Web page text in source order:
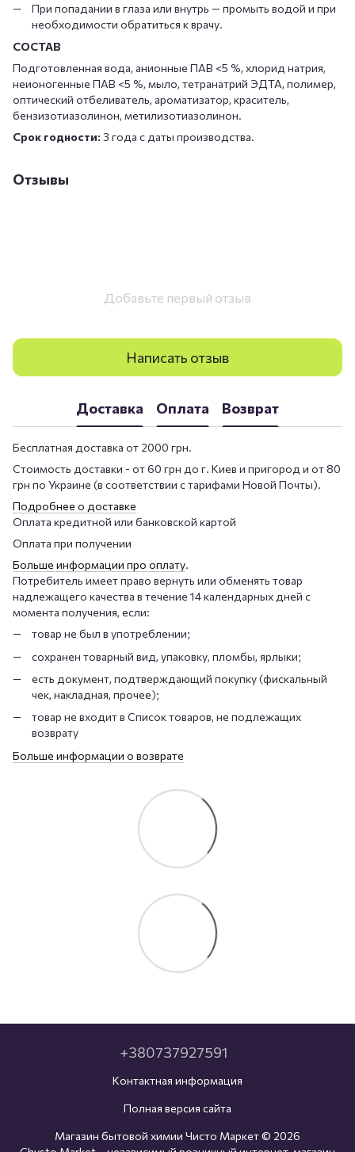
При попадании в глаза или внутрь — промыть водой и при
необходимости обратиться к врачу.
СОСТАВ
Подготовленная вода, анионные ПАВ <5 %, хлорид натрия,
неионогенные ПАВ <5 %, мыло, тетранатрий ЭДТА, полимер,
оптический отбеливатель, ароматизатор, краситель,
бензизотиазолинон, метилизотиазолинон.
Срок годности: 3 года с даты производства.
Отзывы
Добавьте первый отзыв
Написать отзыв
Доставка Оплата Возврат
Бесплатная доставка от 2000 грн.
Стоимость доставки - от 60 грн до г. Киев и пригород и от 80
грн по Украине (в соответствии с тарифами Новой Почты).
Подробнее о доставке
Оплата кредитной или банковской картой
Оплата при получении
Больше информации про оплату.
Потребитель имеет право вернуть или обменять товар
надлежащего качества в течение 14 календарных дней с
момента получения, если:
товар не был в употреблении;
сохранен товарный вид, упаковку, пломбы, ярлыки;
есть документ, подтверждающий покупку (фискальный
чек, накладная, прочее);
товар не входит в Список товаров, не подлежащих
возврату
Больше информации о возврате
+380737927591
Контактная информация
Полная версия сайта
Магазин бытовой химии Чисто Маркет © 2026